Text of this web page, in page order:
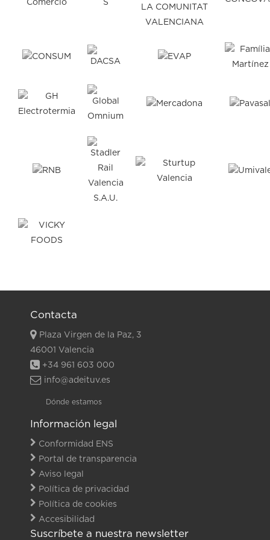
Contacta
Plaza Virgen de la Paz, 3
46001 Valencia
+34 961 603 000
info@adeituv.es
Dónde estamos
Información legal
Conformidad ENS
Portal de transparencia
Aviso legal
Política de privacidad
Política de cookies
Accesibilidad
Suscríbete a nuestra newsletter